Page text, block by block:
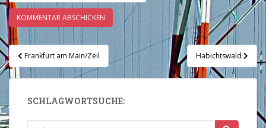
Beitragsnavigation
Frankfurt am Main/Zeil Habichtswald
SCHLAGWORTSUCHE: